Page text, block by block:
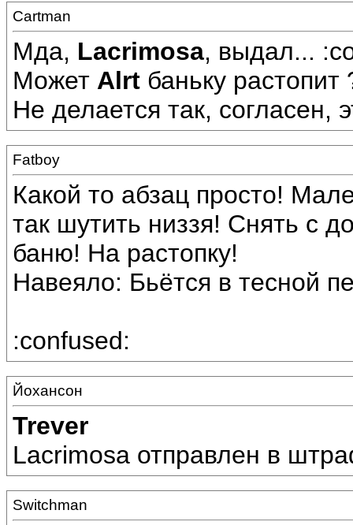
Cartman
Мда, Lacrimosa, выдал...
Может Alrt баньку растопит
Не делается так, согласен,
Fatboy
Какой то абзац просто!
так шутить низзя! Снять с
баню! На растопку!
Навеяло: Бьётся в тесной
:confused:
Йохансон
Trever
Lacrimosa отправлен в
Switchman